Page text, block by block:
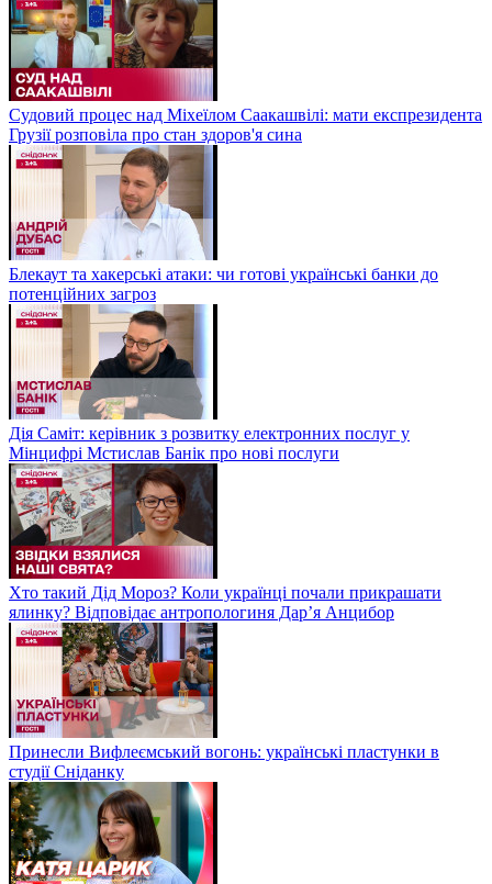
Судовий процес над Міхеїлом Саакашвілі: мати експрезидента
Грузії розповіла про стан здоров'я сина
Блекаут та хакерські атаки: чи готові українські банки до
потенційних загроз
Дія Саміт: керівник з розвитку електронних послуг у
Мінцифрі Мстислав Банік про нові послуги
Хто такий Дід Мороз? Коли українці почали прикрашати
ялинку? Відповідає антропологиня Дарʼя Анцибор
Принесли Вифлеємський вогонь: українські пластунки в
студії Сніданку